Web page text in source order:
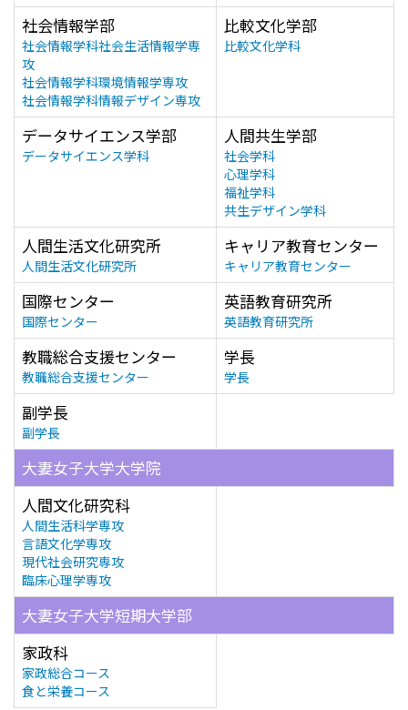
社会情報学部
社会情報学科社会生活情報学専
攻
社会情報学科環境情報学専攻
社会情報学科情報デザイン専攻
比較文化学部
比較文化学科
データサイエンス学部
データサイエンス学科
人間共生学部
社会学科
心理学科
福祉学科
共生デザイン学科
人間生活文化研究所
人間生活文化研究所
キャリア教育センター
キャリア教育センター
国際センター
国際センター
英語教育研究所
英語教育研究所
教職総合支援センター
教職総合支援センター
学長
学長
副学長
副学長
大妻女子大学大学院
人間文化研究科
人間生活科学専攻
言語文化学専攻
現代社会研究専攻
臨床心理学専攻
大妻女子大学短期大学部
家政科
家政総合コース
食と栄養コース